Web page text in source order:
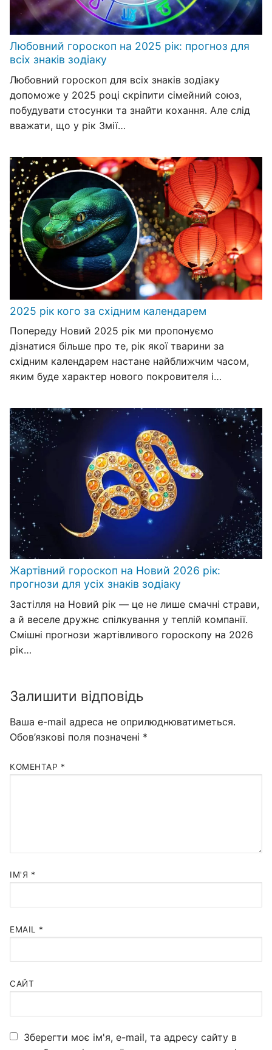
Любовний гороскоп на 2025 рік: прогноз для
всіх знаків зодіаку
Любовний гороскоп для всіх знаків зодіаку
допоможе у 2025 році скріпити сімейний союз,
побудувати стосунки та знайти кохання. Але слід
вважати, що у рік Змії…
2025 рік кого за східним календарем
Попереду Новий 2025 рік ми пропонуємо
дізнатися більше про те, рік якої тварини за
східним календарем настане найближчим часом,
яким буде характер нового покровителя і…
Жартівний гороскоп на Новий 2026 рік:
прогнози для усіх знаків зодіаку
Застілля на Новий рік — це не лише смачні страви,
а й веселе дружнє спілкування у теплій компанії.
Смішні прогнози жартівливого гороскопу на 2026
рік…
Залишити відповідь
Ваша e-mail адреса не оприлюднюватиметься.
Обов’язкові поля позначені *
КОМЕНТАР *
ІМ'Я *
EMAIL *
САЙТ
Зберегти моє ім'я, e-mail, та адресу сайту в